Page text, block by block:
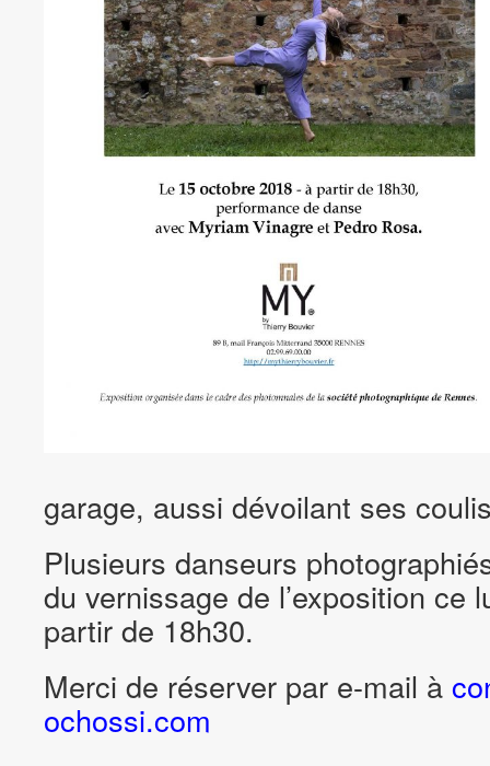
garage, aussi dévoilant ses
Plusieurs danseurs
du vernissage de l’exposition ce
partir de 18h30.
Merci de réserver par e-mail à
ochossi.com